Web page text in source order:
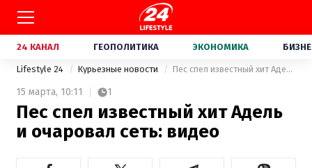
24 КАНАЛ ГЕОПОЛИТИКА ЭКОНОМИКА
Lifestyle 24 Курьезные новости Пес спел известный хит Адель и очаровал сеть: видео
15 марта, 10:11 1
Пес спел известный хит Адель
и очаровал сеть: видео